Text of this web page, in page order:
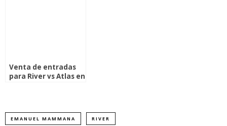
Venta de entradas
para River vs Atlas en
EMANUEL MAMMANA RIVER